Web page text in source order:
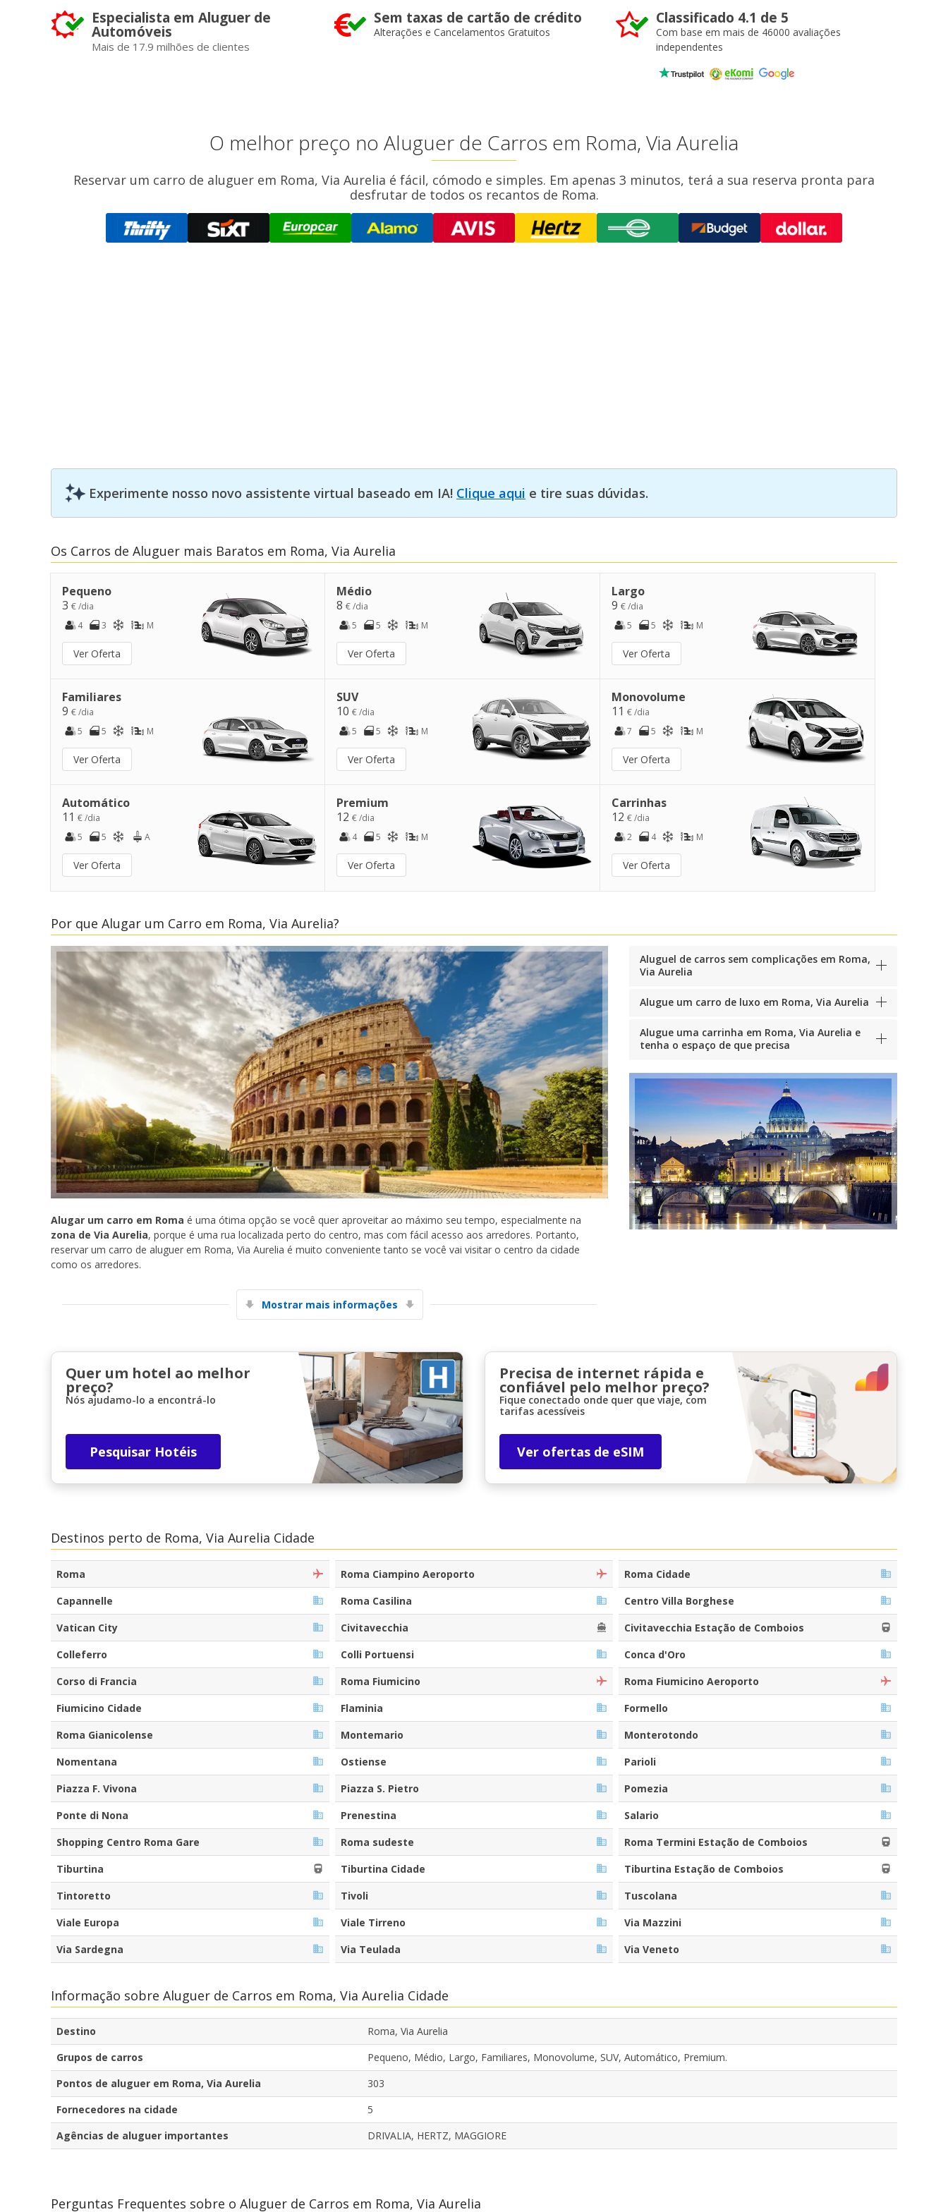
Descontos especiais
Aceda a ofertas exclusivas dos nossos
fornecedores
Iniciar sessão com eLink
Especialista em Aluguer de
Automóveis
Mais de 17.9 milhões de clientes
Sem taxas de cartão de crédito
Alterações e Cancelamentos Gratuitos
Classificado 4.1 de 5
Com base em mais de 46000 avaliações
independentes
O melhor preço no Aluguer de Carros em Roma, Via Aurelia
Reservar um carro de aluguer em Roma, Via Aurelia é fácil, cómodo e simples. Em apenas 3 minutos, terá a sua reserva pronta para
desfrutar de todos os recantos de Roma.
Experimente nosso novo assistente virtual baseado em IA! Clique aqui e tire suas dúvidas.
Os Carros de Aluguer mais Baratos em Roma, Via Aurelia
Pequeno
3 € /dia
4
3 M
Ver Oferta
Médio
8€ /dia
5
5 M
Ver Oferta
Largo
9 € /dia
5
5 M
Ver Oferta
Familiares
9 € /dia
5
5 M
Ver Oferta
SUV
10€ /dia
5
5 M
Ver Oferta
Monovolume
11 € /dia
7
5 M
Ver Oferta
Automático
11 € /dia
5
5 A
Ver Oferta
Premium
12€ /dia
4
5 M
Ver Oferta
Carrinhas
12 € /dia
2
4 M
Ver Oferta
Por que Alugar um Carro em Roma, Via Aurelia?
Alugar um carro em Roma é uma ótima opção se você quer aproveitar ao máximo seu tempo, especialmente na
zona de Via Aurelia, porque é uma rua localizada perto do centro, mas com fácil acesso aos arredores. Portanto,
reservar um carro de aluguer em Roma, Via Aurelia é muito conveniente tanto se você vai visitar o centro da cidade
como os arredores.
Mostrar mais informações
Aluguel de carros sem complicações em Roma,
Via Aurelia
Alugue um carro de luxo em Roma, Via Aurelia
Alugue uma carrinha em Roma, Via Aurelia e
tenha o espaço de que precisa
Quer um hotel ao melhor
preço?
Nós ajudamo-lo a encontrá-lo
Pesquisar Hotéis
Precisa de internet rápida e
confiável pelo melhor preço?
Fique conectado onde quer que viaje, com
tarifas acessíveis
Ver ofertas de eSIM
Destinos perto de Roma, Via Aurelia Cidade
Roma Roma Ciampino Aeroporto
Roma Cidade
Capannelle
Roma Casilina
Centro Villa Borghese
Vatican City
Civitavecchia
Civitavecchia Estação de Comboios
Colleferro
Colli Portuensi
Conca d'Oro
Corso di Francia
Roma Fiumicino
Roma Fiumicino Aeroporto
Fiumicino Cidade
Flaminia
Formello
Roma Gianicolense
Montemario
Monterotondo
Nomentana
Ostiense
Parioli
Piazza F. Vivona
Piazza S. Pietro
Pomezia
Ponte di Nona
Prenestina
Salario
Shopping Centro Roma Gare
Roma sudeste
Roma Termini Estação de Comboios
Tiburtina
Tiburtina Cidade
Tiburtina Estação de Comboios
Tintoretto
Tivoli
Tuscolana
Viale Europa
Viale Tirreno
Via Mazzini
Via Sardegna
Via Teulada Via Veneto
Informação sobre Aluguer de Carros em Roma, Via Aurelia Cidade
Destino
Roma, Via Aurelia
Grupos de carros
Pequeno, Médio, Largo, Familiares, Monovolume, SUV, Automático, Premium.
Pontos de aluguer em Roma, Via Aurelia
303
Fornecedores na cidade
5
Agências de aluguer importantes
DRIVALIA, HERTZ, MAGGIORE
Perguntas Frequentes sobre o Aluguer de Carros em Roma, Via Aurelia